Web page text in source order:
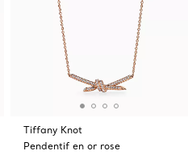
Tiffany Knot
Pendentif en or rose